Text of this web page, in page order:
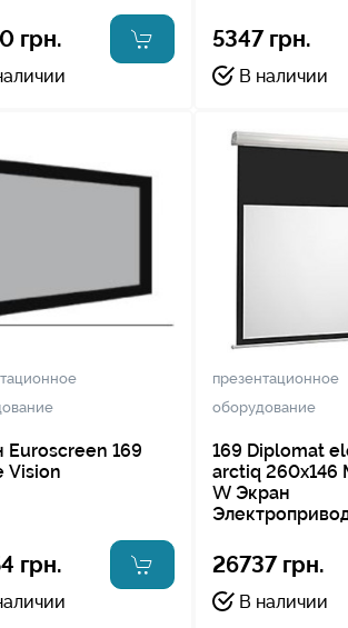
грн. 5347 грн.
В наличии
Euroscreen 169
Vision
грн.
презентационное
оборудование
169 Diplomat
arctiq 260x146
W Экран
26737 грн.
В наличии